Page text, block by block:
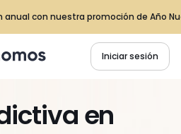
en
anual con nuestra promoción de Año
Iniciar sesión